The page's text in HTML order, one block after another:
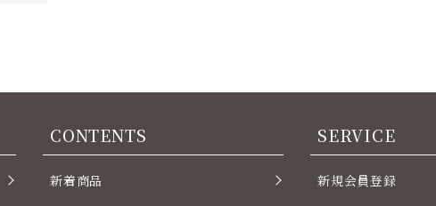
CONTENTS
新着商品
SERVICE
新規会員登録